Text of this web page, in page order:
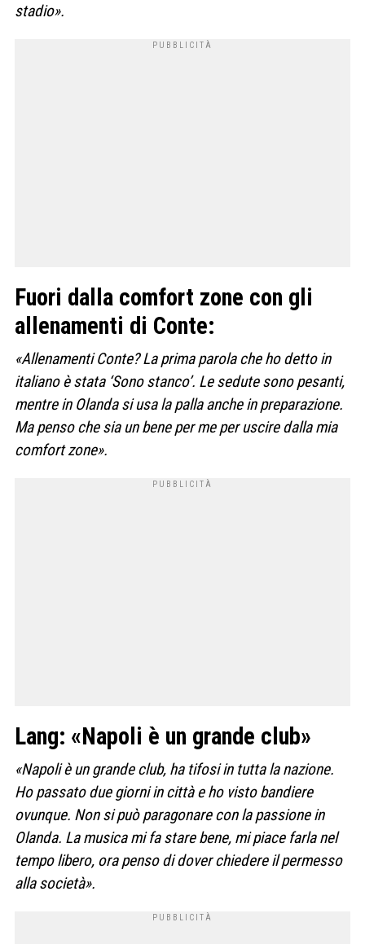
stadio».
Fuori dalla comfort zone con gli
allenamenti di Conte:
«Allenamenti Conte? La prima parola che ho detto in
italiano è stata ‘Sono stanco’. Le sedute sono pesanti,
mentre in Olanda si usa la palla anche in preparazione.
Ma penso che sia un bene per me per uscire dalla mia
comfort zone».
Lang: «Napoli è un grande club»
«Napoli è un grande club, ha tifosi in tutta la nazione.
Ho passato due giorni in città e ho visto bandiere
ovunque. Non si può paragonare con la passione in
Olanda. La musica mi fa stare bene, mi piace farla nel
tempo libero, ora penso di dover chiedere il permesso
alla società».